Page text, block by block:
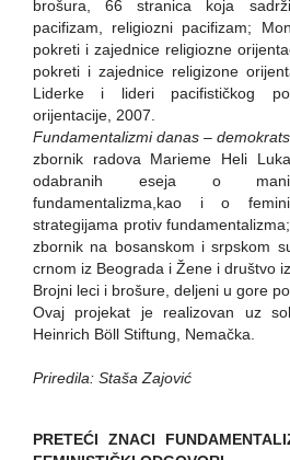
brošura, 66 stranica koja
pacifizam, religiozni pacifizam;
pokreti i zajednice religiozne
pokreti i zajednice religizone
Liderke i lideri pacifističkog
orijentacije, 2007.
Fundamentalizmi danas –
zbornik radova Marieme Heli
odabranih eseja o
fundamentalizma,kao i o
strategijama protiv
zbornik na bosanskom i srpskom
crnom iz Beograda i Žene i društvo
Brojni leci i brošure, deljeni u gore
Ovaj projekat je realizovan uz
Heinrich Böll Stiftung, Nemačka.
Priredila: Staša Zajović
PRETEĆI ZNACI